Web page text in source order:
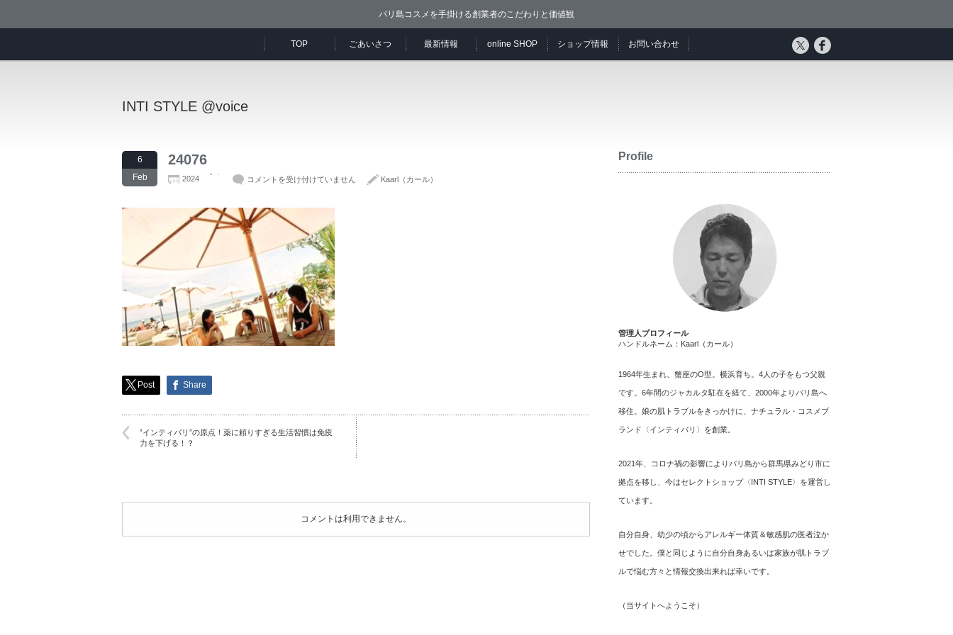
バリ島コスメを手掛ける創業者のこだわりと価値観
TOP ごあいさつ 最新情報 online SHOP ショップ情報 お問い合わせ
INTI STYLE @voice
6
Feb
24076
2024 コメントを受け付けていません Kaarl（カール）
Post Share
”インティバリ”の原点！薬に頼りすぎる生活習慣は免疫
力を下げる！？
コメントは利用できません。
Profile
管理人プロフィール
ハンドルネーム：Kaarl（カール）
1964年生まれ、蟹座のO型。横浜育ち。4人の子をもつ父親
です。6年間のジャカルタ駐在を経て、2000年よりバリ島へ
移住。娘の肌トラブルをきっかけに、ナチュラル・コスメブ
ランド〈インティバリ〉を創業。
2021年、コロナ禍の影響によりバリ島から群馬県みどり市に
拠点を移し、今はセレクトショップ〈INTI STYLE〉を運営し
ています。
自分自身、幼少の頃からアレルギー体質＆敏感肌の医者泣か
せでした。僕と同じように自分自身あるいは家族が肌トラブ
ルで悩む方々と情報交換出来れば幸いです。
（ 当サイトへようこそ ）